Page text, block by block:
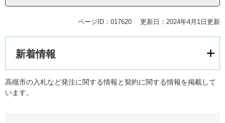
ページID：017620 更新日：2024年4月1日更新
新着情報
高槻市の入札など発注に関する情報と契約に関する情報を掲載して
います。